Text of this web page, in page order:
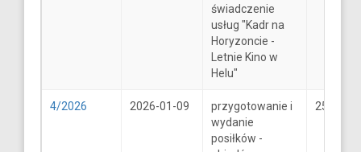
świadczenie
usług "Kadr na
Horyzoncie -
Letnie Kino w
Helu"
4/2026 2026-01-09
przygotowanie i
wydanie
posiłków -
25